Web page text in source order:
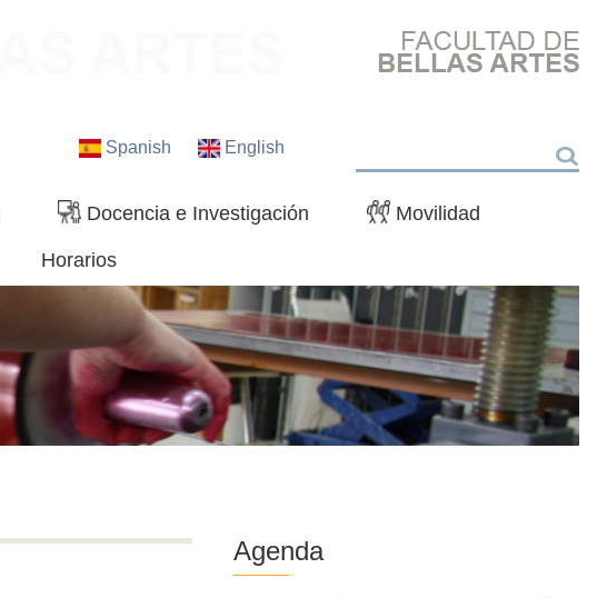
Spanish English
Docencia e Investigación
Movilidad
Horarios
Agenda